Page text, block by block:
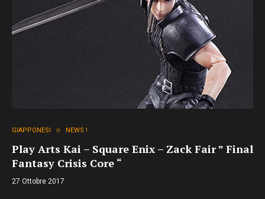
GIAPPONESI NEWS !
Play Arts Kai – Square Enix – Zack Fair ” Final
Fantasy Crisis Core “
27 Ottobre 2017